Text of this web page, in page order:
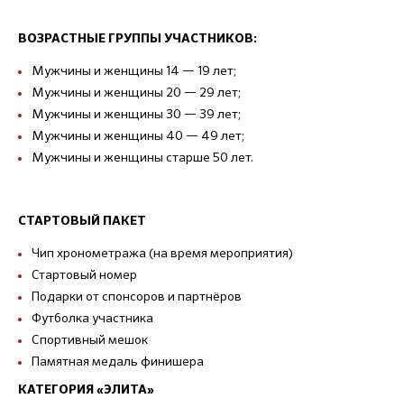
ВОЗРАСТНЫЕ ГРУППЫ УЧАСТНИКОВ:
Мужчины и женщины 14 — 19 лет;
Мужчины и женщины 20 — 29 лет;
Мужчины и женщины 30 — 39 лет;
Мужчины и женщины 40 — 49 лет;
Мужчины и женщины старше 50 лет.
СТАРТОВЫЙ ПАКЕТ
Чип хронометража (на время мероприятия)
Стартовый номер
Подарки от спонсоров и партнёров
Футболка участника
Спортивный мешок
Памятная медаль финишера
КАТЕГОРИЯ «ЭЛИТА»